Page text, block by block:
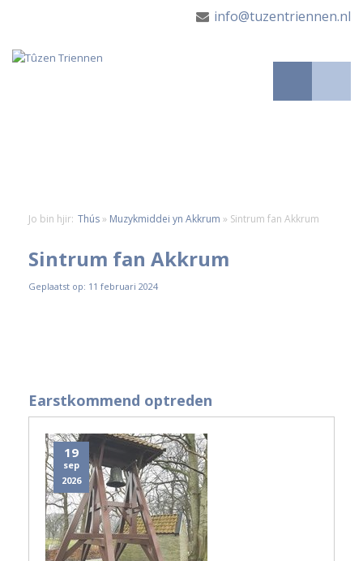
info@tuzentriennen.nl
Jo bin hjir: Thús» Muzykmiddei yn Akkrum » Sintrum fan Akkrum
Sintrum fan Akkrum
Geplaatst op: 11 februari 2024
Earstkommend optreden
19
sep
2026